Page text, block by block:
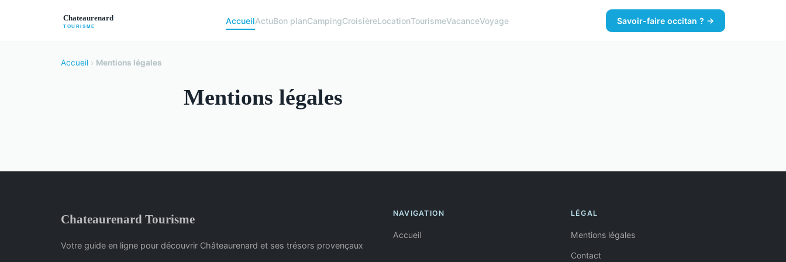
AccueilActuBon planCampingCroisièreLocationTourismeVacanceVoyage Savoir-faire occitan ? →
Accueil › Mentions légales
Mentions légales
Chateaurenard Tourisme
Votre guide en ligne pour découvrir Châteaurenard et ses trésors provençaux
NAVIGATION
Accueil
LÉGAL
Mentions légales
Contact